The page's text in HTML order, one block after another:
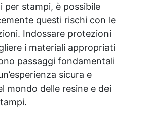
per stampi, è possibile
questi rischi con le
Indossare protezioni
i materiali appropriati
passaggi fondamentali
sicura e
mondo delle resine e dei